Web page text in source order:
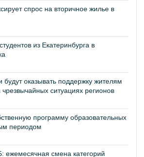
спрос на вторичное жилье в
из Екатеринбурга в
оказывать поддержку жителям
ситуациях регионов
программу образовательных
периодом
ежемесячная смена категорий